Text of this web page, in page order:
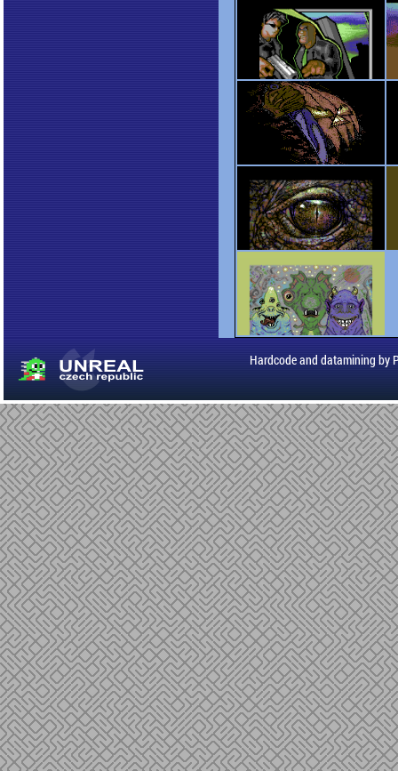
Hardcode and datamining by